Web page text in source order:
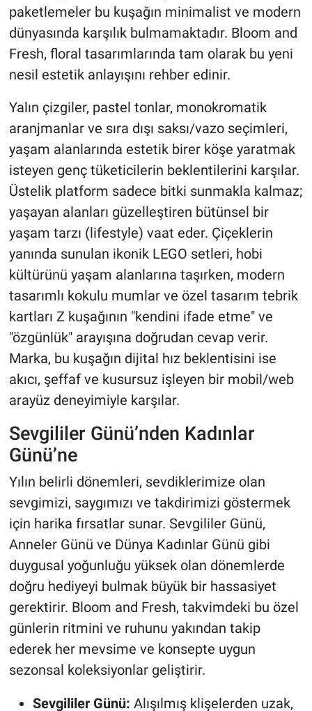
paketlemeler bu kuşağın minimalist ve modern
dünyasında karşılık bulmamaktadır. Bloom and
Fresh, floral tasarımlarında tam olarak bu yeni
nesil estetik anlayışını rehber edinir.
Yalın çizgiler, pastel tonlar, monokromatik
aranjmanlar ve sıra dışı saksı/vazo seçimleri,
yaşam alanlarında estetik birer köşe yaratmak
isteyen genç tüketicilerin beklentilerini karşılar.
Üstelik platform sadece bitki sunmakla kalmaz;
yaşayan alanları güzelleştiren bütünsel bir
yaşam tarzı (lifestyle) vaat eder. Çiçeklerin
yanında sunulan ikonik LEGO setleri, hobi
kültürünü yaşam alanlarına taşırken, modern
tasarımlı kokulu mumlar ve özel tasarım tebrik
kartları Z kuşağının "kendini ifade etme" ve
"özgünlük" arayışına doğrudan cevap verir.
Marka, bu kuşağın dijital hız beklentisini ise
akıcı, şeffaf ve kusursuz işleyen bir mobil/web
arayüz deneyimiyle karşılar.
Sevgililer Günü’nden Kadınlar
Günü’ne
Yılın belirli dönemleri, sevdiklerimize olan
sevgimizi, saygımızı ve takdirimizi göstermek
için harika fırsatlar sunar. Sevgililer Günü,
Anneler Günü ve Dünya Kadınlar Günü gibi
duygusal yoğunluğu yüksek olan dönemlerde
doğru hediyeyi bulmak büyük bir hassasiyet
gerektirir. Bloom and Fresh, takvimdeki bu özel
günlerin ritmini ve ruhunu yakından takip
ederek her mevsime ve konsepte uygun
sezonsal koleksiyonlar geliştirir.
Sevgililer Günü: Alışılmış klişelerden uzak,